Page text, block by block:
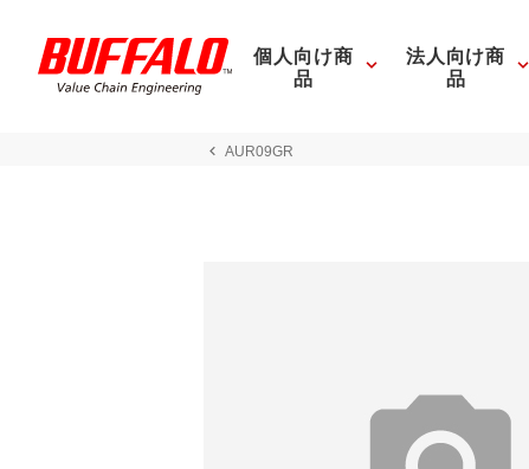
個人向け商
品
法人向け商
品
AUR09GR